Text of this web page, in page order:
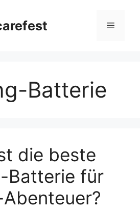
Menu
Batterie
die beste
Batterie für